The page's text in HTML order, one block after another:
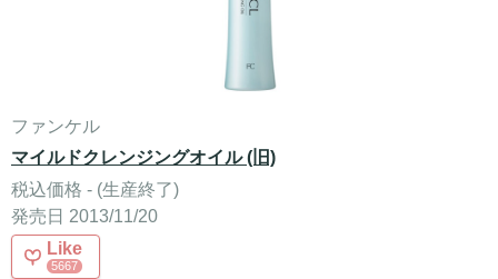
ファンケル
マイルドクレンジングオイル (旧)
税込価格 - (生産終了)
発売日 2013/11/20
Like
5667